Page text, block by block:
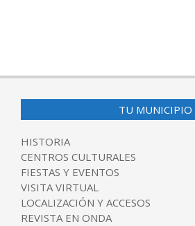
TU MUNICIPIO
HISTORIA
CENTROS CULTURALES
FIESTAS Y EVENTOS
VISITA VIRTUAL
LOCALIZACIÓN Y ACCESOS
REVISTA EN ONDA